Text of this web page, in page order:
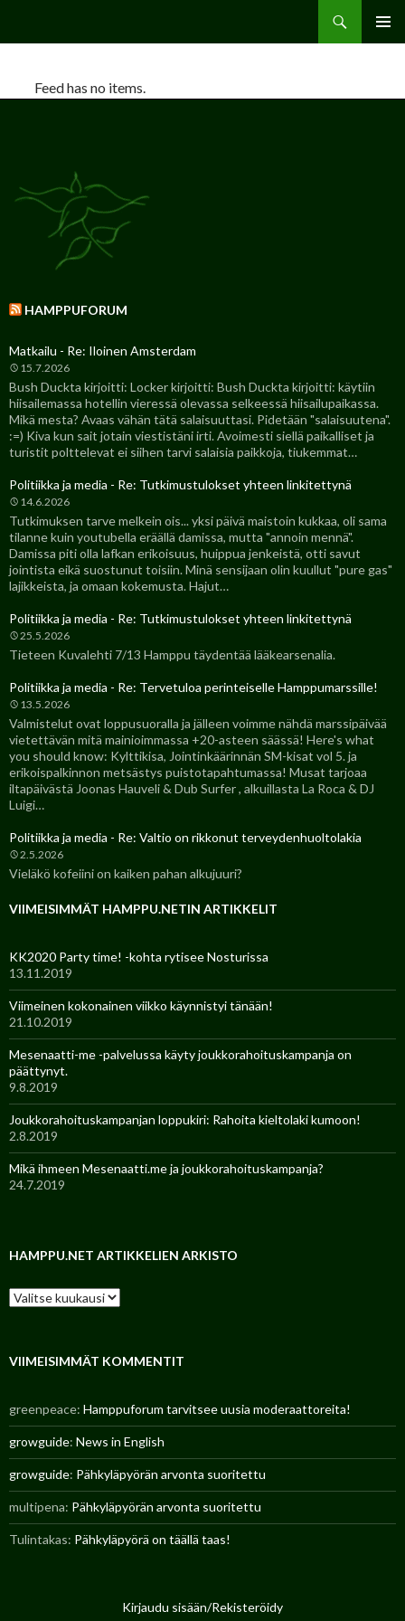
Feed has no items.
HAMPPUFORUM
Matkailu - Re: Iloinen Amsterdam
15.7.2026
Bush Duckta kirjoitti: Locker kirjoitti: Bush Duckta kirjoitti: käytiin
hiisailemassa hotellin vieressä olevassa selkeessä hiisailupaikassa.
Mikä mesta? Avaas vähän tätä salaisuuttasi. Pidetään "salaisuutena".
:=) Kiva kun sait jotain viestistäni irti. Avoimesti siellä paikalliset ja
turistit polttelevat ei siihen tarvi salaisia paikkoja, tiukemmat…
Politiikka ja media - Re: Tutkimustulokset yhteen linkitettynä
14.6.2026
Tutkimuksen tarve melkein ois... yksi päivä maistoin kukkaa, oli sama
tilanne kuin youtubella eräällä damissa, mutta "annoin mennä".
Damissa piti olla lafkan erikoisuus, huippua jenkeistä, otti savut
jointista eikä suostunut toisiin. Minä sensijaan olin kuullut "pure gas"
lajikkeista, ja omaan kokemusta. Hajut…
Politiikka ja media - Re: Tutkimustulokset yhteen linkitettynä
25.5.2026
Tieteen Kuvalehti 7/13 Hamppu täydentää lääkearsenalia.
Politiikka ja media - Re: Tervetuloa perinteiselle Hamppumarssille!
13.5.2026
Valmistelut ovat loppusuoralla ja jälleen voimme nähdä marssipäivää
vietettävän mitä mainioimmassa +20-asteen säässä! Here's what
you should know: Kylttikisa, Jointinkäärinnän SM-kisat vol 5. ja
erikoispalkinnon metsästys puistotapahtumassa! Musat tarjoaa
iltapäivästä Joonas Hauveli & Dub Surfer , alkuillasta La Roca & DJ
Luigi…
Politiikka ja media - Re: Valtio on rikkonut terveydenhuoltolakia
2.5.2026
Vieläkö kofeiini on kaiken pahan alkujuuri?
VIIMEISIMMÄT HAMPPU.NETIN ARTIKKELIT
KK2020 Party time! -kohta rytisee Nosturissa
13.11.2019
Viimeinen kokonainen viikko käynnistyi tänään!
21.10.2019
Mesenaatti-me -palvelussa käyty joukkorahoituskampanja on
päättynyt.
9.8.2019
Joukkorahoituskampanjan loppukiri: Rahoita kieltolaki kumoon!
2.8.2019
Mikä ihmeen Mesenaatti.me ja joukkorahoituskampanja?
24.7.2019
HAMPPU.NET ARTIKKELIEN ARKISTO
H
a
p
n
e
t
a
r
t
i
k
k
VIIMEISIMMÄT KOMMENTIT
greenpeace: Hamppuforum tarvitsee uusia moderaattoreita!
growguide: News in English
growguide: Pähkyläpyörän arvonta suoritettu
multipena: Pähkyläpyörän arvonta suoritettu
Tulintakas: Pähkyläpyörä on täällä taas!
Kirjaudu sisään/Rekisteröidy